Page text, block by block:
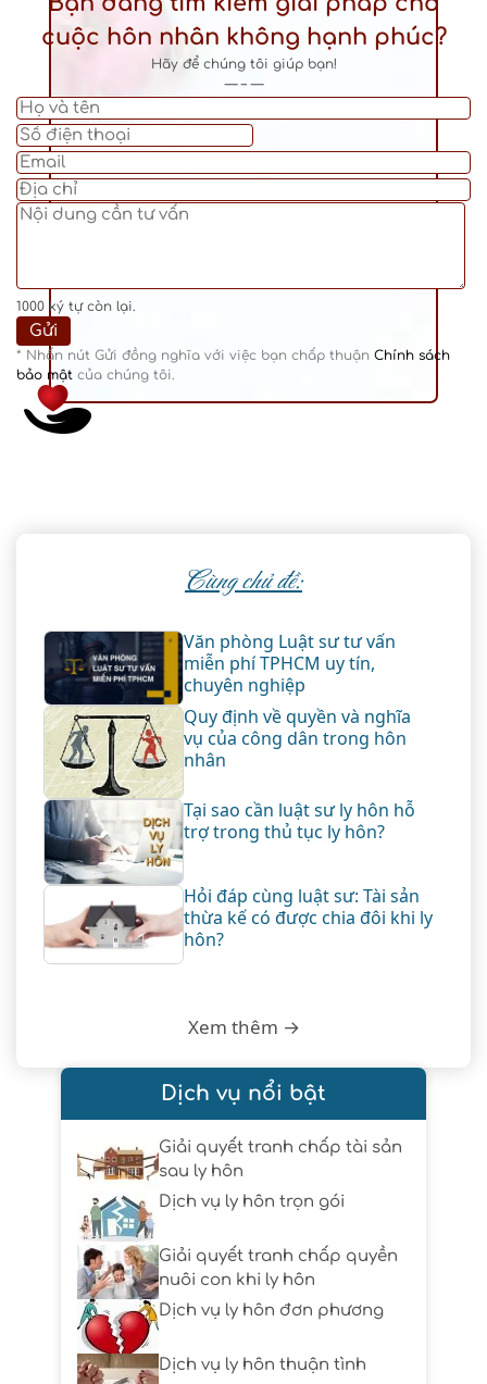
cuộc hôn nhân không hạnh phúc?
Hãy để chúng tôi giúp bạn!
— – —
1000 ký tự còn lại.
* Nhấn nút Gửi đồng nghĩa với việc bạn chấp thuận Chính sách
bảo mật của chúng tôi.
Cùng chủ đề:
Văn phòng Luật sư tư vấn
miễn phí TPHCM uy tín,
chuyên nghiệp
Quy định về quyền và nghĩa
vụ của công dân trong hôn
nhân
Tại sao cần luật sư ly hôn hỗ
trợ trong thủ tục ly hôn?
Hỏi đáp cùng luật sư: Tài sản
thừa kế có được chia đôi khi ly
hôn?
Xem thêm →
Dịch vụ nổi bật
Giải quyết tranh chấp tài sản
sau ly hôn
Dịch vụ ly hôn trọn gói
Giải quyết tranh chấp quyền
nuôi con khi ly hôn
Dịch vụ ly hôn đơn phương
Dịch vụ ly hôn thuận tình